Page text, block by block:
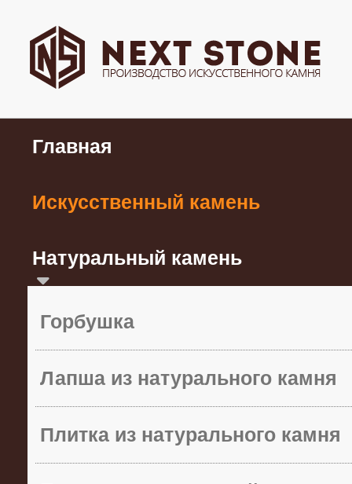
Главная
Искусственный камень
Натуральный камень
Горбушка
Лапша из натурального камня
Плитка из натурального камня